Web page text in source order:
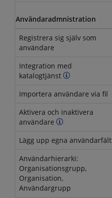
Användaradmnistration
Registrera sig själv som
användare
Integration med
katalogtjänst
Importera användare via fil
Aktivera och inaktivera
användare
Lägg upp egna användarfält
Användarhierarki:
Organisationsgrupp,
Organisation,
Användargrupp